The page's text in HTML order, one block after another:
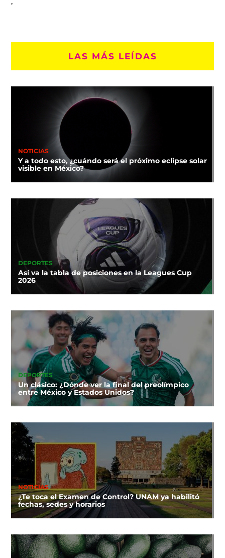
LAS MÁS LEÍDAS
NOTICIAS
Y a todo esto, ¿cuándo será el próximo eclipse solar
visible en México?
DEPORTES
Así va la tabla de posiciones en la Leagues Cup
2026
DEPORTES
Un clásico: ¿Dónde ver la final del preolímpico
entre México y Estados Unidos?
NOTICIAS
¿Te toca el Examen de Control? UNAM ya habilitó
fechas, sedes y horarios